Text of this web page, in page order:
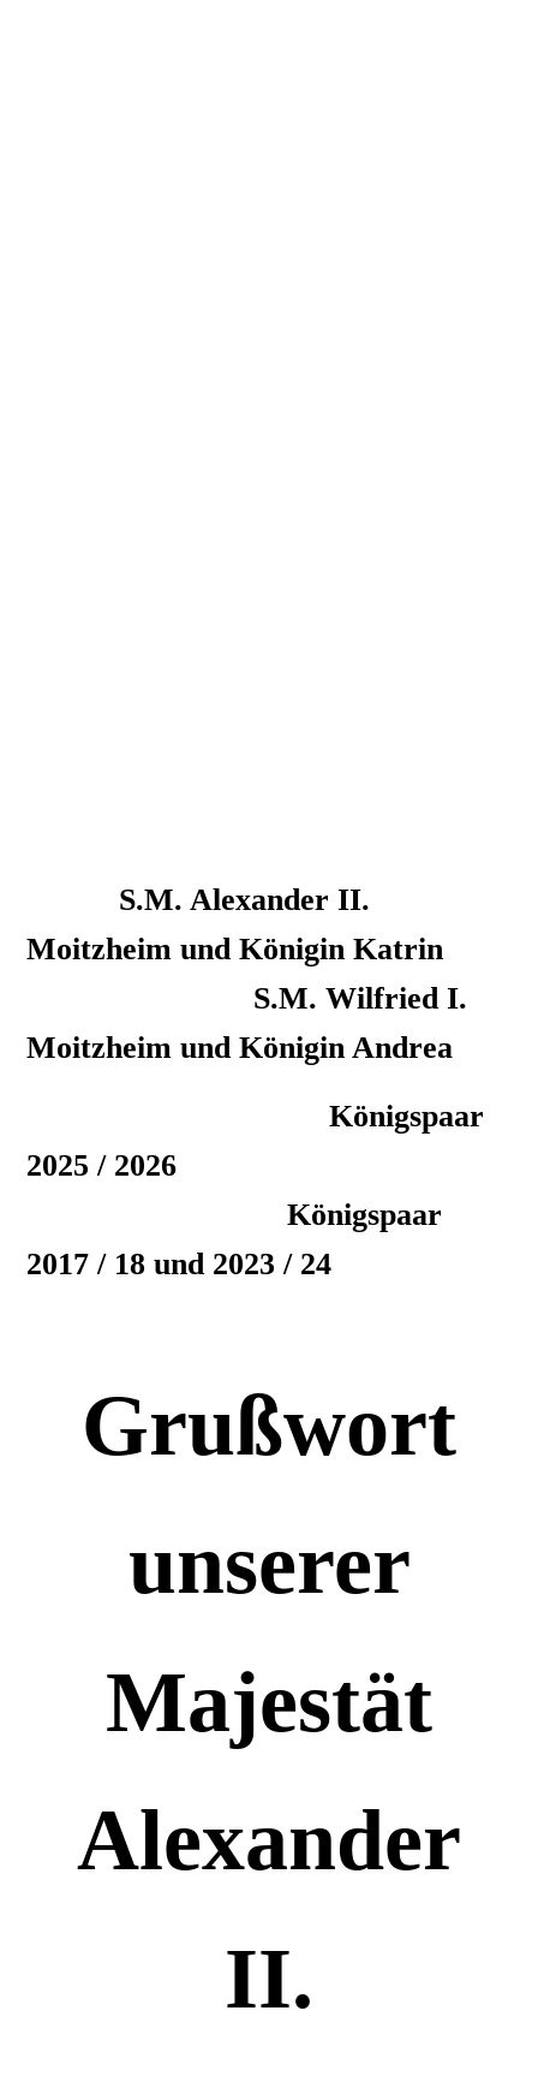
S.M. Alexander II.
Moitzheim und Königin Katrin
S.M. Wilfried I.
Moitzheim und Königin Andrea
Königspaar
2025 / 2026
Königspaar
2017 / 18 und 2023 / 24
Grußwort
unserer
Majestät
Alexander
II.